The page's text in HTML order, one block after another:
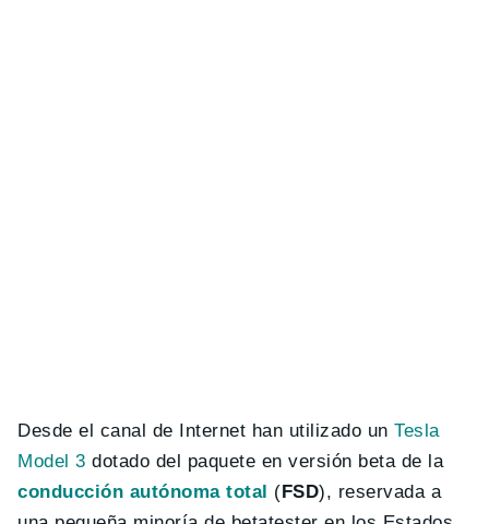
Desde el canal de Internet han utilizado unTesla
Model 3 dotado del paquete en versión beta de la
conducción autónoma total ( FSD), reservada a